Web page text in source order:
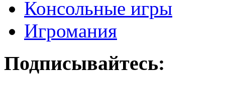
Консольные игры
Игромания
Подписывайтесь: